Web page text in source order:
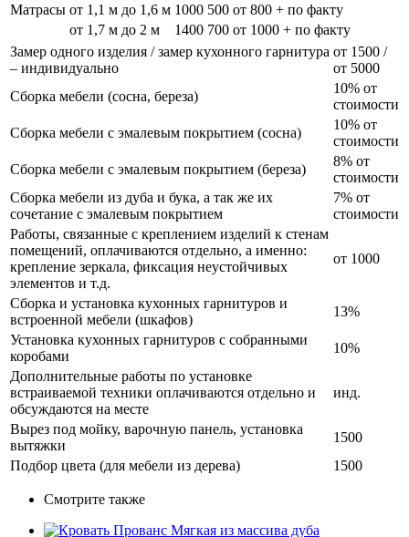
Матрасы от 1,1 м до 1,6 м 1000 500 от 800 + по факту
от 1,7 м до 2 м
1400 700 от 1000 + по факту
Замер одного изделия / замер кухонного гарнитура
– индивидуально
от 1500 /
от 5000
Сборка мебели (сосна, береза)
10% от
стоимости
Сборка мебели с эмалевым покрытием (сосна)
10% от
стоимости
Сборка мебели с эмалевым покрытием (береза)
8% от
стоимости
Сборка мебели из дуба и бука, а так же их
сочетание с эмалевым покрытием
7% от
стоимости
Работы, связанные с креплением изделий к стенам
помещений, оплачиваются отдельно, а именно:
крепление зеркала, фиксация неустойчивых
элементов и т.д.
от 1000
Сборка и установка кухонных гарнитуров и
встроенной мебели (шкафов)
13%
Установка кухонных гарнитуров с собранными
коробами
10%
Дополнительные работы по установке
встраиваемой техники оплачиваются отдельно и
обсуждаются на месте
инд.
Вырез под мойку, варочную панель, установка
вытяжки
1500
Подбор цвета (для мебели из дерева)
1500
Смотрите также